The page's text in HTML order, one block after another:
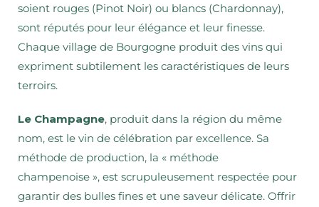
soient rouges (Pinot Noir) ou blancs (Chardonnay),
sont réputés pour leur élégance et leur finesse.
Chaque village de Bourgogne produit des vins qui
expriment subtilement les caractéristiques de leurs
terroirs.
Le Champagne, produit dans la région du même
nom, est le vin de célébration par excellence. Sa
méthode de production, la « méthode
champenoise », est scrupuleusement respectée pour
garantir des bulles fines et une saveur délicate. Offrir